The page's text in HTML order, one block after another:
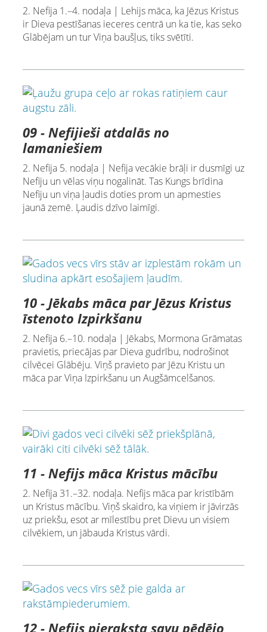
2. Nefija 1.–4. nodaļa | Lehijs māca, ka Jēzus Kristus
ir Dieva pestīšanas ieceres centrā un ka tie, kas seko
Glābējam un tur Viņa baušļus, tiks svētīti.
09 - Nefijieši atdalās no
lamaniešiem
2. Nefija 5. nodaļa | Nefija vecākie brāļi ir dusmīgi uz
Nefiju un vēlas viņu nogalināt. Tas Kungs brīdina
Nefiju un viņa ļaudis doties prom un apmesties
jaunā zemē. Ļaudis dzīvo laimīgi.
10 - Jēkabs māca par Jēzus Kristus
īstenoto Izpirkšanu
2. Nefija 6.–10. nodaļa | Jēkabs, Mormona Grāmatas
pravietis, priecājas par Dieva gudrību, nodrošinot
cilvēcei Glābēju. Viņš pravieto par Jēzu Kristu un
māca par Viņa Izpirkšanu un Augšāmcelšanos.
11 - Nefijs māca Kristus mācību
2. Nefija 31.–32. nodaļa. Nefijs māca par kristībām
un Kristus mācību. Viņš skaidro, ka viņiem ir jāvirzās
uz priekšu, esot ar mīlestību pret Dievu un visiem
cilvēkiem, un jābauda Kristus vārdi.
12 - Nefijs pieraksta savu pēdējo